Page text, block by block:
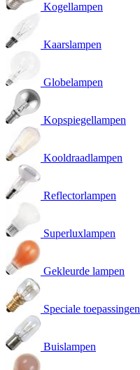
Kogellampen
Kaarslampen
Globelampen
Kopspiegellampen
Kooldraadlampen
Reflectorlampen
Superluxlampen
Gekleurde lampen
Speciale toepassingen
Buislampen